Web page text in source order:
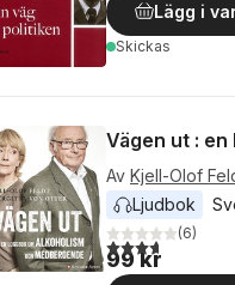
Lägg i
Skickas
Vägen ut :
Av Kjell-Olof
Ljudbok
3,7utav 5(6)
99 kr